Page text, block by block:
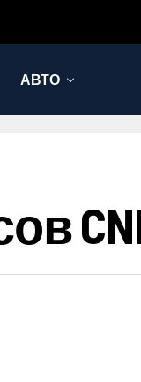
АВТО